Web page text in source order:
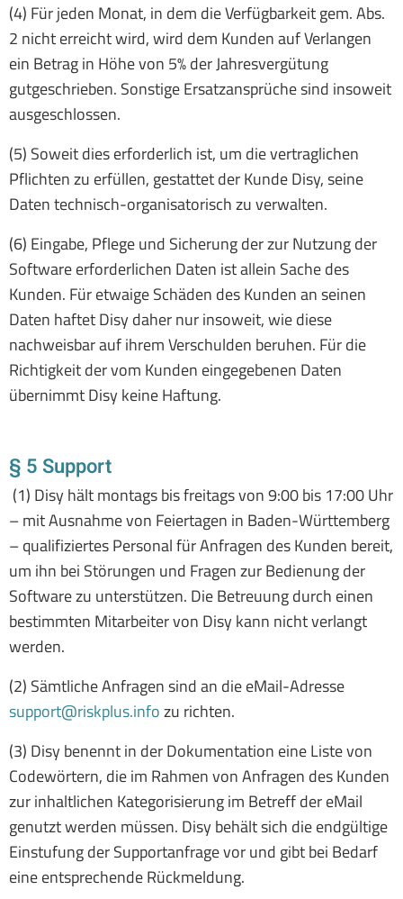
(4) Für jeden Monat, in dem die Verfügbarkeit gem. Abs.
2 nicht erreicht wird, wird dem Kunden auf Verlangen
ein Betrag in Höhe von 5% der Jahresvergütung
gutgeschrieben. Sonstige Ersatzansprüche sind insoweit
ausgeschlossen.
(5) Soweit dies erforderlich ist, um die vertraglichen
Pflichten zu erfüllen, gestattet der Kunde Disy, seine
Daten technisch-organisatorisch zu verwalten.
(6) Eingabe, Pflege und Sicherung der zur Nutzung der
Software erforderlichen Daten ist allein Sache des
Kunden. Für etwaige Schäden des Kunden an seinen
Daten haftet Disy daher nur insoweit, wie diese
nachweisbar auf ihrem Verschulden beruhen. Für die
Richtigkeit der vom Kunden eingegebenen Daten
übernimmt Disy keine Haftung.
§ 5 Support
(1) Disy hält montags bis freitags von 9:00 bis 17:00 Uhr
– mit Ausnahme von Feiertagen in Baden-Württemberg
– qualifiziertes Personal für Anfragen des Kunden bereit,
um ihn bei Störungen und Fragen zur Bedienung der
Software zu unterstützen. Die Betreuung durch einen
bestimmten Mitarbeiter von Disy kann nicht verlangt
werden.
(2) Sämtliche Anfragen sind an die eMail-Adresse
support@riskplus.infozu richten.
(3) Disy benennt in der Dokumentation eine Liste von
Codewörtern, die im Rahmen von Anfragen des Kunden
zur inhaltlichen Kategorisierung im Betreff der eMail
genutzt werden müssen. Disy behält sich die endgültige
Einstufung der Supportanfrage vor und gibt bei Bedarf
eine entsprechende Rückmeldung.